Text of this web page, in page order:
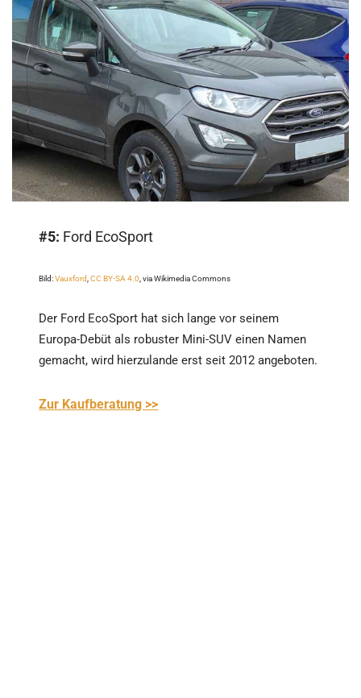
#5: Ford EcoSport
Bild:Vauxford ,CC BY-SA 4.0 , via Wikimedia Commons
Der Ford EcoSport hat sich lange vor seinem
Europa-Debüt als robuster Mini-SUV einen Namen
gemacht, wird hierzulande erst seit 2012 angeboten.
Zur Kaufberatung >>